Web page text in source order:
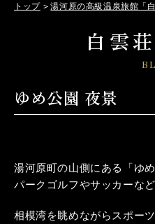
トップ 湯河原の高級温泉旅館「
白雲
ゆめ公園 夜景
湯河原町の山側にある「ゆめ
パークゴルフやサッカーな
相模湾を眺めながらスポー